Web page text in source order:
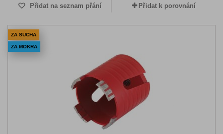
Přidat na seznam přání Přidat k porovnání
ZA SUCHA
ZA MOKRA